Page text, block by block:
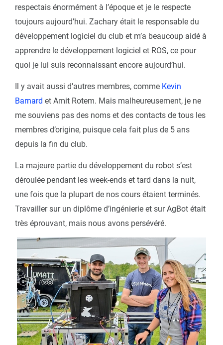
respectais énormément à l’époque et je le respecte
toujours aujourd’hui. Zachary était le responsable du
développement logiciel du club et m’a beaucoup aidé à
apprendre le développement logiciel et ROS, ce pour
quoi je lui suis reconnaissant encore aujourd’hui.
Il y avait aussi d’autres membres, comme Kevin
Barnard et Amit Rotem. Mais malheureusement, je ne
me souviens pas des noms et des contacts de tous les
membres d’origine, puisque cela fait plus de 5 ans
depuis la fin du club.
La majeure partie du développement du robot s’est
déroulée pendant les week-ends et tard dans la nuit,
une fois que la plupart de nos cours étaient terminés.
Travailler sur un diplôme d’ingénierie et sur AgBot était
très éprouvant, mais nous avons persévéré.